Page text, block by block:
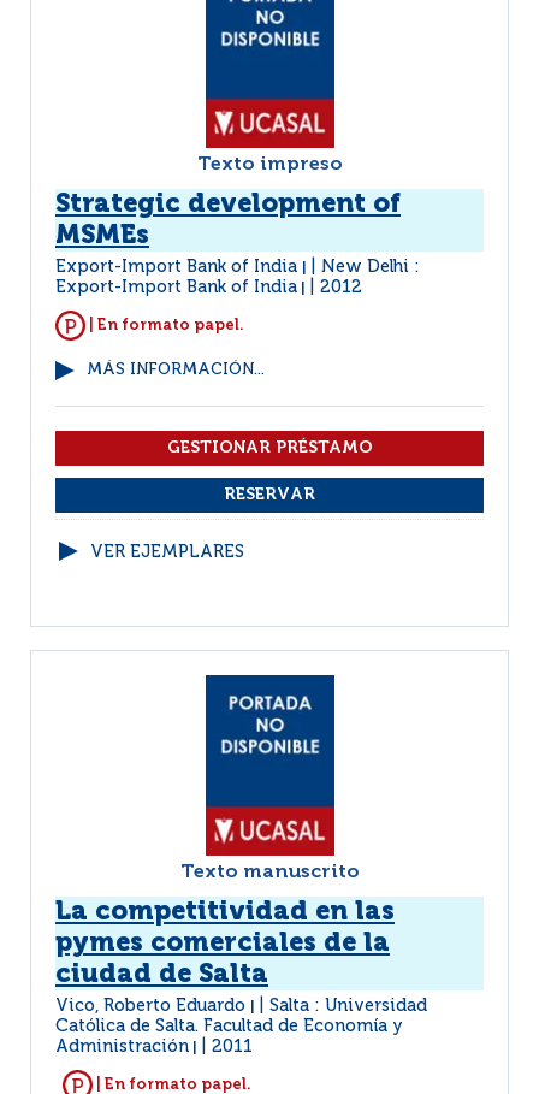
Texto impreso
Strategic development of
MSMEs
Export-Import Bank of India
New Delhi :
Export-Import Bank of India
2012
| En formato papel.
MÁS INFORMACIÓN...
VER EJEMPLARES
Texto manuscrito
La competitividad en las
pymes comerciales de la
ciudad de Salta
Vico, Roberto Eduardo
Salta : Universidad
Católica de Salta. Facultad de Economía y
Administración
2011
| En formato papel.